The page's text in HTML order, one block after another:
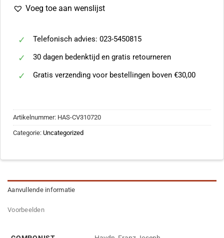
Voeg toe aan wenslijst
Telefonisch advies: 023-5450815
30 dagen bedenktijd en gratis retourneren
Gratis verzending voor bestellingen boven €30,00
Artikelnummer: HAS-CV310720
Categorie: Uncategorized
Aanvullende informatie
Voorbeelden